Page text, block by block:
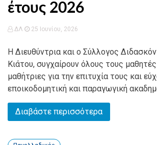
έτους 2026
ΔΛ 25 Ιουνίου, 2026
Η Διευθύντρια και ο Σύλλογος
Κιάτου, συγχαίρουν όλους τους μαθητές
μαθήτριες για την επιτυχία τους και
εποικοδομητική και παραγωγική
Διαβάστε περισσότερα